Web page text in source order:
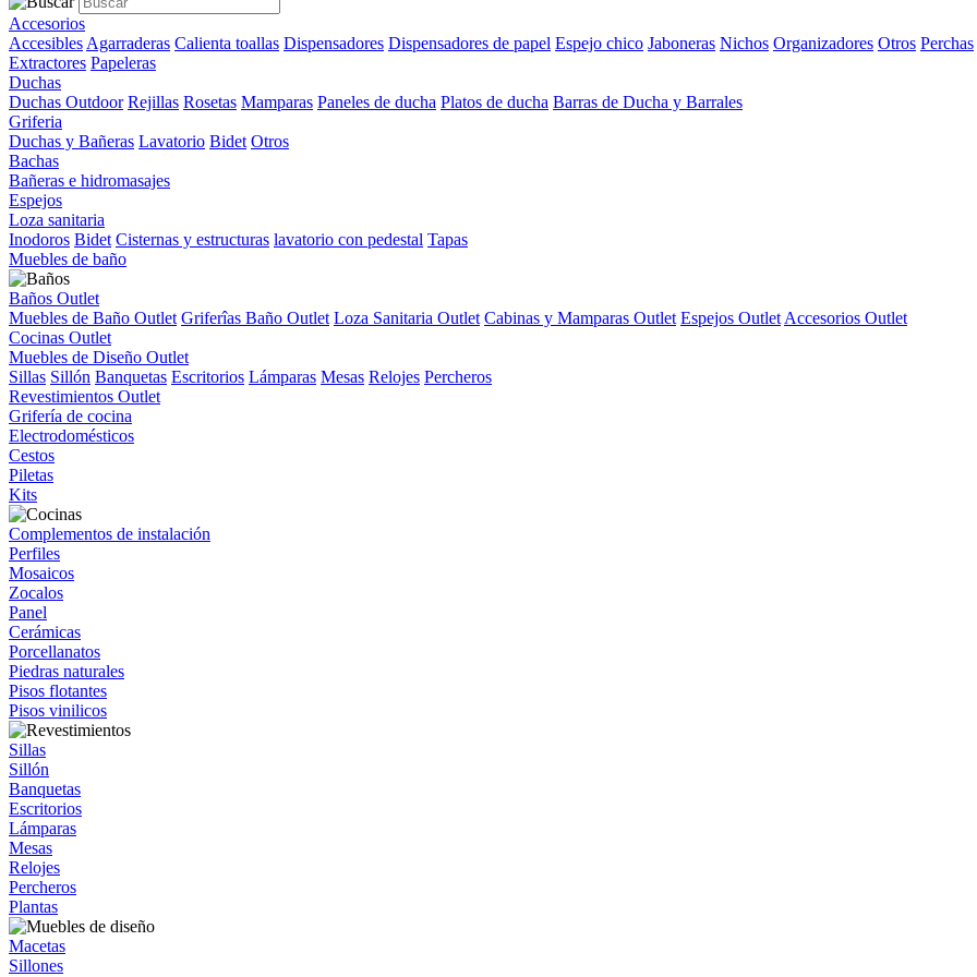
Accesorios
Accesibles Agarraderas Calienta toallas Dispensadores Dispensadores de papel Espejo chico Jaboneras Nichos Organizadores Otros Perchas
Extractores Papeleras
Duchas
Duchas Outdoor Rejillas Rosetas Mamparas Paneles de ducha Platos de ducha Barras de Ducha y Barrales
Griferia
Duchas y Bañeras Lavatorio Bidet Otros
Bachas
Bañeras e hidromasajes
Espejos
Loza sanitaria
Inodoros Bidet Cisternas y estructuras lavatorio con pedestal Tapas
Muebles de baño
Baños Outlet
Muebles de Baño Outlet Griferîas Baño Outlet Loza Sanitaria Outlet Cabinas y Mamparas Outlet Espejos Outlet Accesorios Outlet
Cocinas Outlet
Muebles de Diseño Outlet
Sillas Sillón Banquetas Escritorios Lámparas Mesas Relojes Percheros
Revestimientos Outlet
Grifería de cocina
Electrodomésticos
Cestos
Piletas
Kits
Complementos de instalación
Perfiles
Mosaicos
Zocalos
Panel
Cerámicas
Porcellanatos
Piedras naturales
Pisos flotantes
Pisos vinilicos
Sillas
Sillón
Banquetas
Escritorios
Lámparas
Mesas
Relojes
Percheros
Plantas
Macetas
Sillones